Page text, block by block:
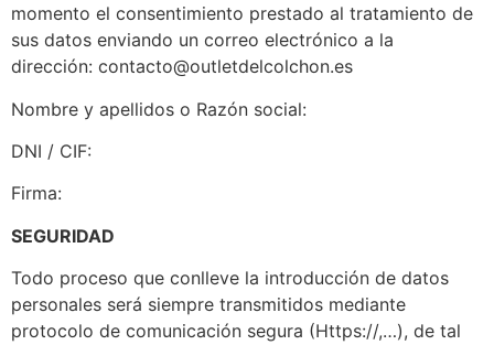
momento el consentimiento prestado al tratamiento de
sus datos enviando un correo electrónico a la
dirección: contacto@outletdelcolchon.es
Nombre y apellidos o Razón social:
DNI / CIF:
Firma:
SEGURIDAD
Todo proceso que conlleve la introducción de datos
personales será siempre transmitidos mediante
protocolo de comunicación segura (Https://,…), de tal